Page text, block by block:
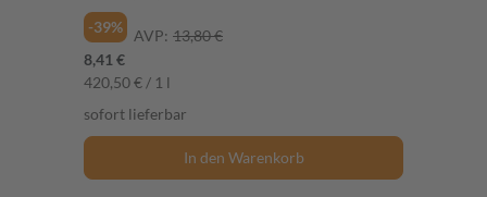
-39% AVP: 13,80 €
8,41 €
420,50 € / 1 l
sofort lieferbar
In den Warenkorb